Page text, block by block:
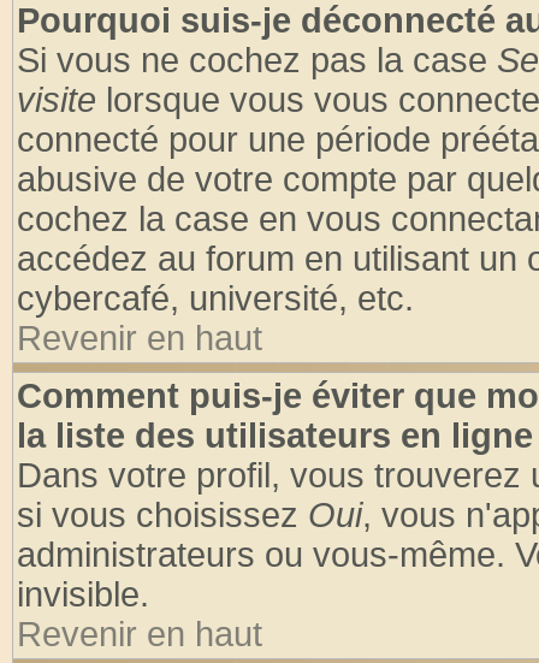
Pourquoi suis-je déconnecté
Si vous ne cochez pas la case
visite lorsque vous vous
connecté pour une période
abusive de votre compte par
cochez la case en vous
accédez au forum en utilisant un
cybercafé, université, etc.
Revenir en haut
Comment puis-je éviter que
la liste des utilisateurs en
Dans votre profil, vous trouverez
si vous choisissez Oui, vous
administrateurs ou vous-même.
invisible.
Revenir en haut